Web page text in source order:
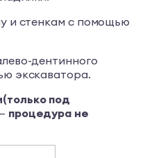
и стенкам с помощью
дентинного
экскаватора.
(только под
процедура не